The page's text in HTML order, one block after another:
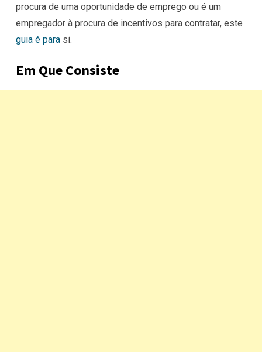
procura de uma oportunidade de emprego ou é um
empregador à procura de incentivos para contratar, este
guia é para si.
Em Que Consiste